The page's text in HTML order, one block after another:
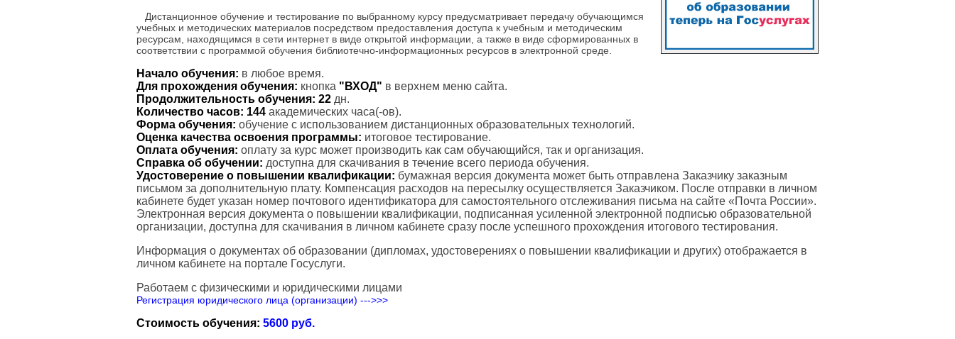
Дистанционное обучение и тестирование по выбранному курсу предусматривает передачу обучающимся
учебных и методических материалов посредством предоставления доступа к учебным и методическим
ресурсам, находящимся в сети интернет в виде открытой информации, а также в виде сформированных в
соответствии с программой обучения библиотечно-информационных ресурсов в электронной среде.
Начало обучения: в любое время.
Для прохождения обучения: кнопка "ВХОД" в верхнем меню сайта.
Продолжительность обучения: 22 дн.
Количество часов: 144 академических часа(-ов).
Форма обучения: обучение с использованием дистанционных образовательных технологий.
Оценка качества освоения программы: итоговое тестирование.
Оплата обучения: оплату за курс может производить как сам обучающийся, так и организация.
Справка об обучении: доступна для скачивания в течение всего периода обучения.
Удостоверение о повышении квалификации: бумажная версия документа может быть отправлена Заказчику заказным
письмом за дополнительную плату. Компенсация расходов на пересылку осуществляется Заказчиком. После отправки в личном
кабинете будет указан номер почтового идентификатора для самостоятельного отслеживания письма на сайте «Почта России».
Электронная версия документа о повышении квалификации, подписанная усиленной электронной подписью образовательной
организации, доступна для скачивания в личном кабинете сразу после успешного прохождения итогового тестирования.
Информация о документах об образовании (дипломах, удостоверениях о повышении квалификации и других) отображается в
личном кабинете на портале Госуслуги.
Работаем с физическими и юридическими лицами
Регистрация юридического лица (организации) --->>>
Стоимость обучения: 5600 руб.